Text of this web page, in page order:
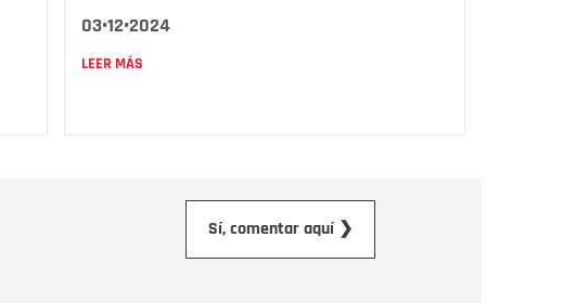
03•12•2024
LEER MÁS
Sí, comentar aquí ❯